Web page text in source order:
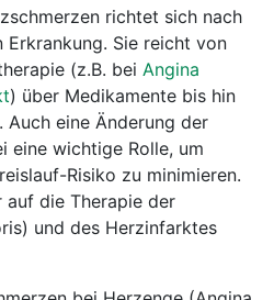
richtet sich nach
Erkrankung. Sie reicht von
(z.B. bei Angina
) über Medikamente bis hin
eine Änderung der
eine wichtige Rolle, um
Risiko zu minimieren.
auf die Therapie der
und des Herzinfarktes